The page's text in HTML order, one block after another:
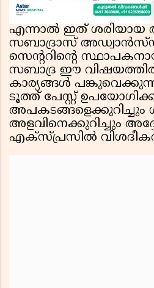
എന്നാൽ ഇത്
സബാദ്രാസ് അഡ്വാൻസ്ഡ്
സെൻ്ററിൻ്റെ
സബാദ്ര ഈ
കാര്യങ്ങൾ
ടൂത്ത് പേസ്റ്റ്
അപകടങ്ങളെക്കുറിച്ചും
അളവിനെക്കുറിച്ചും
എക്‌സ്പ്രസിൽ